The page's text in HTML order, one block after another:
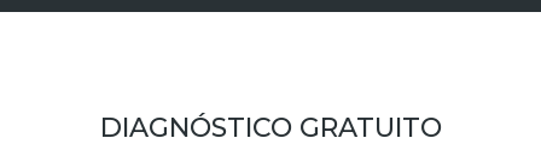
DIAGNÓSTICO GRATUITO